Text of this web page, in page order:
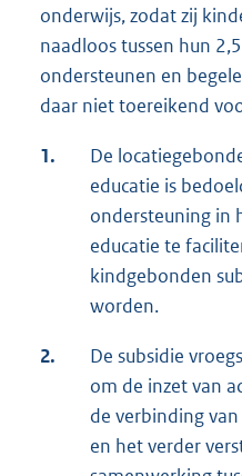
onderwijs, zodat zij
naadloos tussen hun
ondersteunen en
daar niet toereikend
1.
De
educatie is
ondersteuning in
educatie te
kindgebonden
worden.
2.
De subsidie
om de inzet van
de verbinding
en het verder